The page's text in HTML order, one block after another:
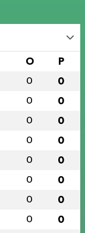
O P
0 0
0 0
0 0
0 0
0 0
0 0
0 0
0 0